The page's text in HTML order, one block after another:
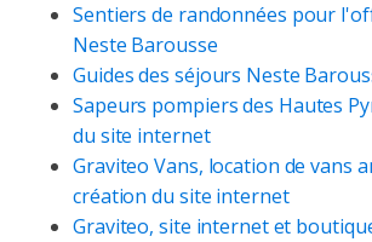
Sentiers de randonnées pour
Neste Barousse
Guides des séjours Neste
Sapeurs pompiers des Hautes
du site internet
Graviteo Vans, location de vans
création du site internet
Graviteo, site internet et